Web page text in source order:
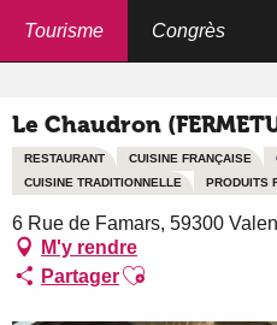
Tourisme Congrès
Le Chaudron
RESTAURANT CUISINE FRANÇAISE
CUISINE TRADITIONNELLE
PRODUITS
6 Rue de Famars, 59300
M'y rendre
PartagerAjouter aux favoris